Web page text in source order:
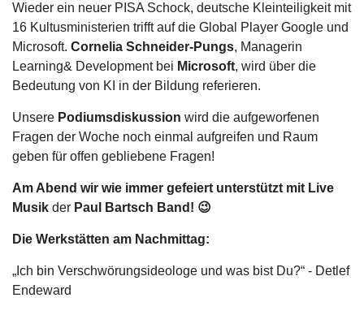
Wieder ein neuer PISA Schock, deutsche Kleinteiligkeit mit
16 Kultusministerien trifft auf die Global Player Google und
Microsoft. Cornelia Schneider-Pungs, Managerin
Learning& Development bei Microsoft, wird über die
Bedeutung von KI in der Bildung referieren.
Unsere Podiumsdiskussion wird die aufgeworfenen
Fragen der Woche noch einmal aufgreifen und Raum
geben für offen gebliebene Fragen!
Am Abend wir wie immer gefeiert unterstützt mit Live
Musik der Paul Bartsch Band! 😉
Die Werkstätten am Nachmittag:
„Ich bin Verschwörungsideologe und was bist Du?“ - Detlef
Endeward